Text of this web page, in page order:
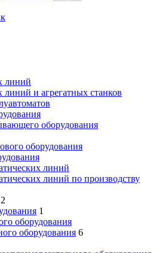
линий
линий и агрегатных станков
оборудования
оборудования
линий
линий по производству
1
оборудования
оборудования 6